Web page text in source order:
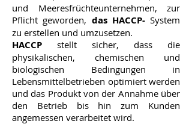
und Meeresfrüchteunternehmen, zur
Pflicht geworden, das HACCP-System
zu erstellen und umzusetzen.
HACCP stellt sicher, dass die
physikalischen, chemischen und
biologischen Bedingungen in
Lebensmittelbetrieben optimiert werden
und das Produkt von der Annahme über
den Betrieb bis hin zum Kunden
angemessen verarbeitet wird.